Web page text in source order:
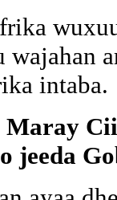
intaba.
Maray
jeeda